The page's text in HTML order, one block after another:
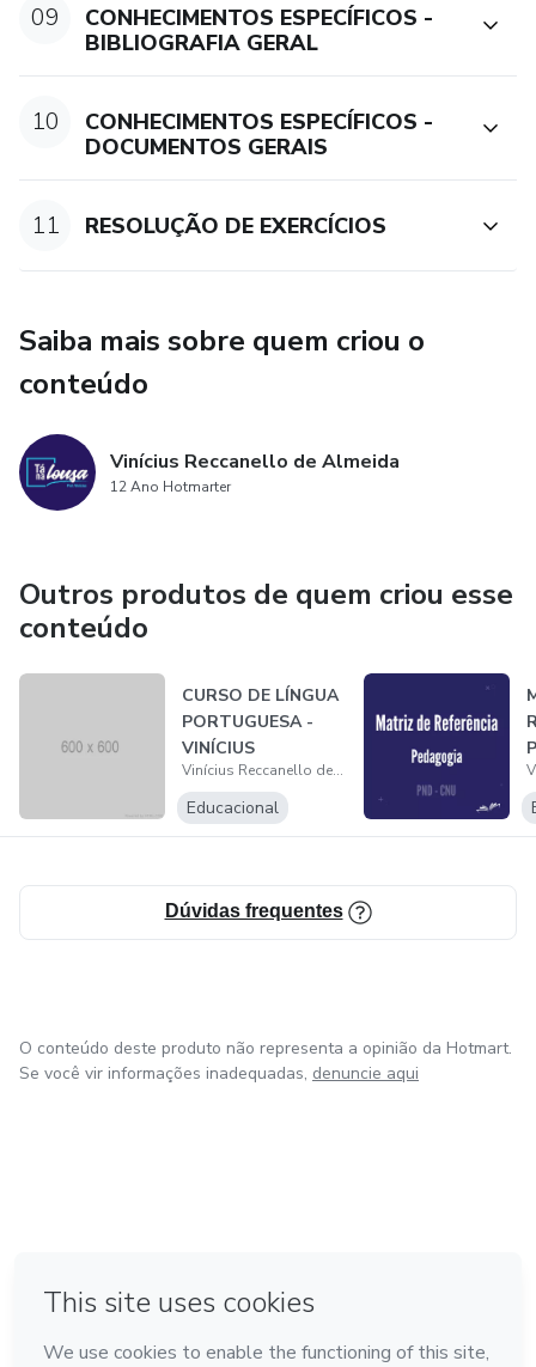
09
CONHECIMENTOS ESPECÍFICOS -
BIBLIOGRAFIA GERAL
10
CONHECIMENTOS ESPECÍFICOS -
DOCUMENTOS GERAIS
11 RESOLUÇÃO DE EXERCÍCIOS
Saiba mais sobre quem criou o
conteúdo
Vinícius Reccanello de Almeida
12 Ano Hotmarter
Outros produtos de quem criou esse
conteúdo
CURSO DE LÍNGUA
PORTUGUESA -
VINÍCIUS
RECCANELLO DE
ALMEIDA
Vinícius Reccanello de Almeida
Educacional
Dúvidas frequentes
O conteúdo deste produto não representa a opinião da Hotmart.
Se você vir informações inadequadas, denuncie aqui
Feito com ❤ em Bogotá